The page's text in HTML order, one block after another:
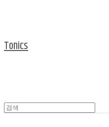
Tonics